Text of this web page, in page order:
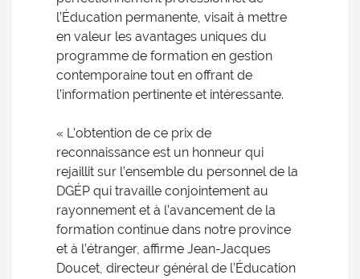
l’Éducation permanente, visait à mettre
en valeur les avantages uniques du
programme de formation en gestion
contemporaine tout en offrant de
l’information pertinente et intéressante.
« L’obtention de ce prix de
reconnaissance est un honneur qui
rejaillit sur l’ensemble du personnel de la
DGÉP qui travaille conjointement au
rayonnement et à l’avancement de la
formation continue dans notre province
et à l’étranger, affirme Jean-Jacques
Doucet, directeur général de l’Éducation